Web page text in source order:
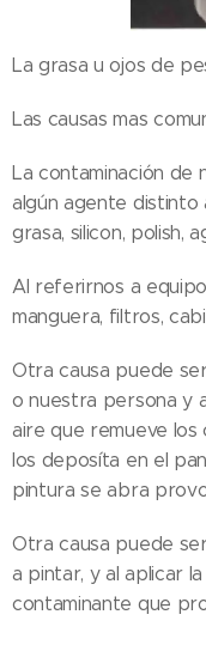
La grasa u ojos de
Las causas mas
La contaminación de
algún agente distinto
grasa, silicon, polish,
Al referirnos a
manguera, filtros,
Otra causa puede
o nuestra persona y
aire que remueve
los deposíta en el
pintura se abra
Otra causa puede
a pintar, y al aplicar
contaminante que